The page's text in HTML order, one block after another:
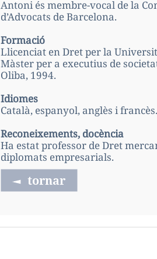
Antoni és membre-vocal de la
d’Advocats de Barcelona.
Formació
Llicenciat en Dret per la
Màster per a executius de
Oliba, 1994.
Idiomes
Català, espanyol, anglès i francès.
Reconeixements, docència
Ha estat professor de Dret
diplomats empresarials.